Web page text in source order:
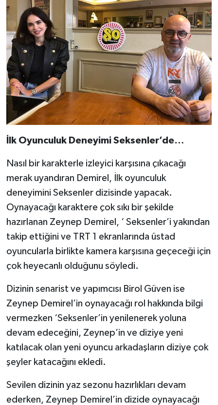
İlk Oyunculuk Deneyimi Seksenler’de…
Nasıl bir karakterle izleyici karşısına çıkacağı
merak uyandıran Demirel, İlk oyunculuk
deneyimini Seksenler dizisinde yapacak.
Oynayacağı karaktere çok sıkı bir şekilde
hazırlanan Zeynep Demirel, ‘ Seksenler’i yakından
takip ettiğini ve TRT 1 ekranlarında üstad
oyuncularla birlikte kamera karşısına geçeceği için
çok heyecanlı olduğunu söyledi.
Dizinin senarist ve yapımcısı Birol Güven ise
Zeynep Demirel’in oynayacağı rol hakkında bilgi
vermezken ‘Seksenler’in yenilenerek yoluna
devam edeceğini, Zeynep’in ve diziye yeni
katılacak olan yeni oyuncu arkadaşların diziye çok
şeyler katacağını ekledi.
Sevilen dizinin yaz sezonu hazırlıkları devam
ederken, Zeynep Demirel’in dizide oynayacağı